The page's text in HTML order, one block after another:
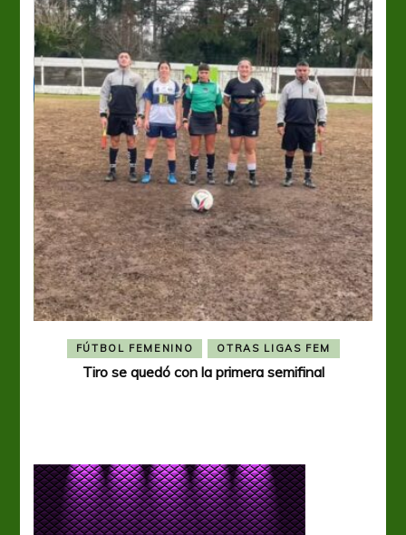
FÚTBOL FEMENINO OTRAS LIGAS FEM
Tiro se quedó con la primera semifinal